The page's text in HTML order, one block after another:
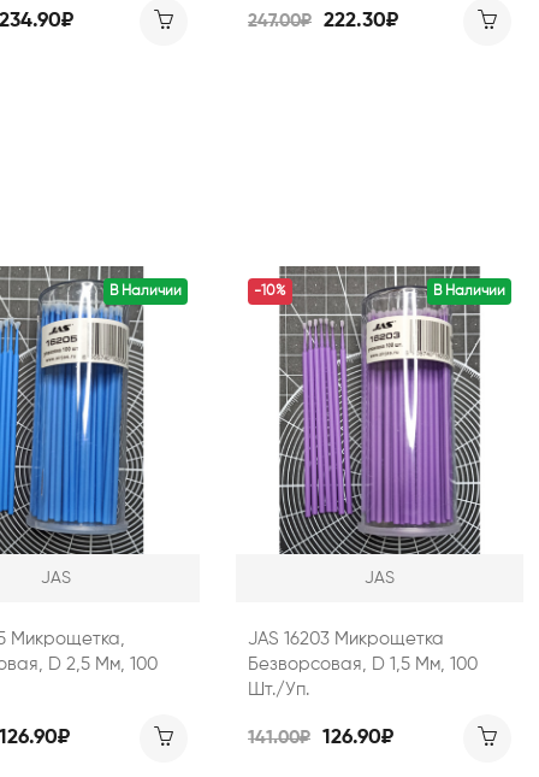
234.90₽ 247.00₽ 222.30₽
В Наличии
JAS
Микрощетка,
D 2,5 Мм, 100
126.90₽
В Наличии
-10%
JAS
JAS 16203 Микрощетка
Безворсовая, D 1,5 Мм, 100
Шт./уп.
141.00₽ 126.90₽